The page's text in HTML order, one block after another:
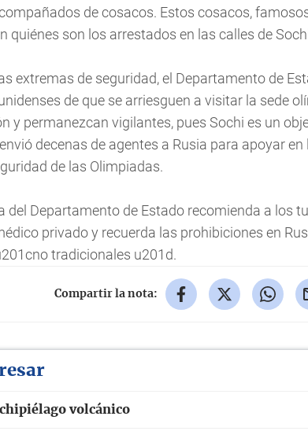
de cosacos. Estos cosacos,
quiénes son los arrestados en las calles de
extremas de seguridad, el Departamento de
de que se arriesguen a visitar la sede
y permanezcan vigilantes, pues Sochi es un
decenas de agentes a Rusia para apoyar en
de las Olimpiadas.
del Departamento de Estado recomienda a los
privado y recuerda las prohibiciones en
tradicionales u201d.
Compartir la nota:
volcánico